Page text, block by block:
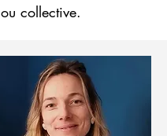
ou collective.